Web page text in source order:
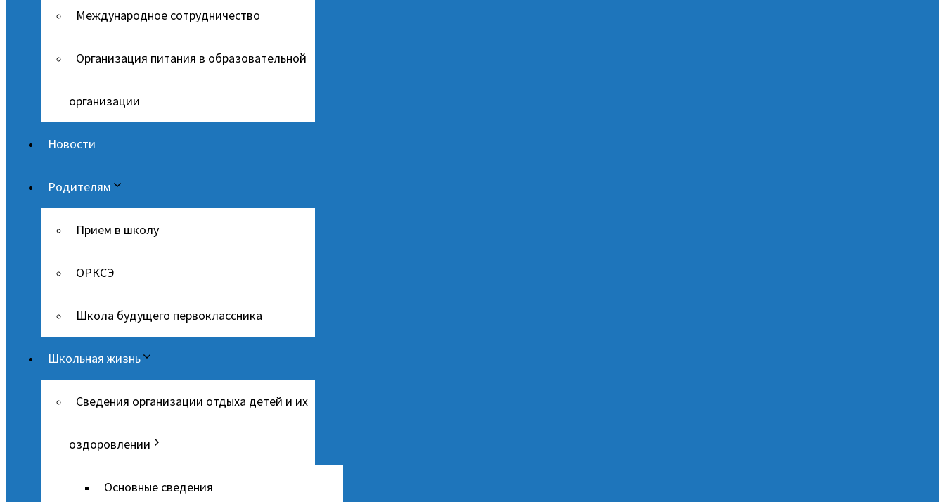
Международное сотрудничество
Организация питания в образовательной
организации
Новости
Родителям
Прием в школу
ОРКСЭ
Школа будущего первоклассника
Школьная жизнь
Сведения организации отдыха детей и их
оздоровлении
Основные сведения